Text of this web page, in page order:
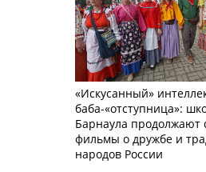
«Искусанный»
баба-«отступница»:
Барнаула продолжают
фильмы о дружбе и
народов России